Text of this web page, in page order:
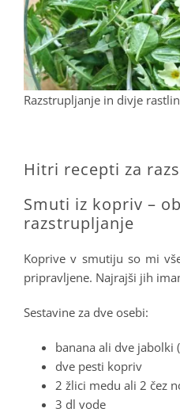
Razstrupljanje in divje
Hitri recepti za
Smuti iz kopriv –
razstrupljanje
Koprive v smutiju so mi
pripravljene. Najrajši jih
Sestavine za dve osebi:
banana ali dve jabolki
dve pesti kopriv
2 žlici medu ali 2 čez
3 dl vode